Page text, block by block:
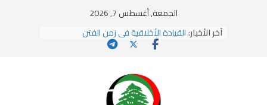
الجمعة, أغسطس 7, 2026
آخر الأخبار:القيادة الأخلاقية في زمن الفتن
الاستلاب الثقافي وتحديات الهوية الإسلامية
يومَ يَفيضُ العَرَقُ